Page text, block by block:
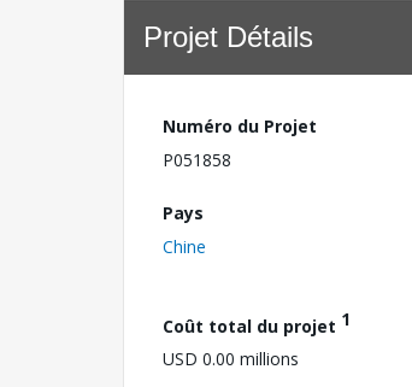
Projet Détails
Numéro du Projet
P051858
Pays
Chine
Coût total du projet 1
USD 0.00 millions